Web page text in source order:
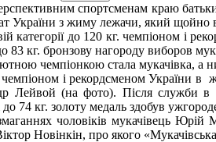
спортсменам краю
України з жиму лежачи, який щойно
категорії до 120 кг. чемпіоном і
83 кг. бронзову нагороду виборов
чемпіонкою стала мукачівка, а
і рекордсменом України в
Лейвой (на фото). Після служби в
74 кг. золоту медаль здобув
чоловіків мукачівець Юрій
Новінкін, про якого